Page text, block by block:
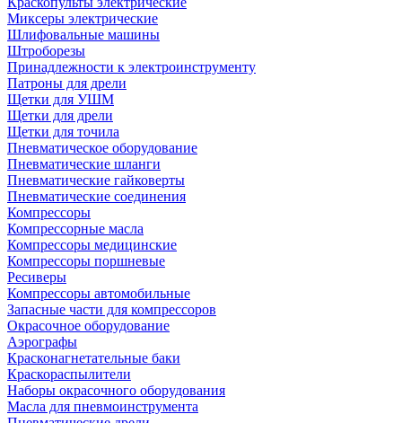
Миксеры электрические
Шлифовальные машины
Штроборезы
Принадлежности к электроинструменту
Патроны для дрели
Щетки для УШМ
Щетки для дрели
Щетки для точила
Пневматическое оборудование
Пневматические шланги
Пневматические гайковерты
Пневматические соединения
Компрессоры
Компрессорные масла
Компрессоры медицинские
Компрессоры поршневые
Ресиверы
Компрессоры автомобильные
Запасные части для компрессоров
Окрасочное оборудование
Аэрографы
Красконагнетательные баки
Краскораспылители
Наборы окрасочного оборудования
Масла для пневмоинструмента